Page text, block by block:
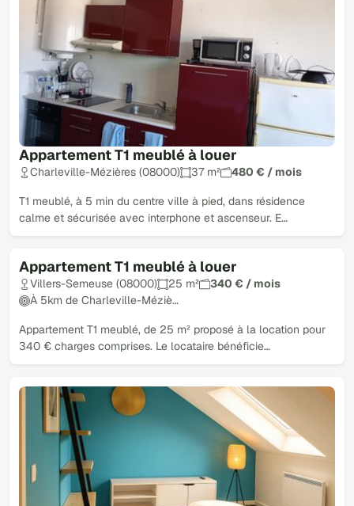
Appartement T1 meublé à louer
Charleville-Mézières (08000) 37 m² 480 € / mois
T1 meublé, à 5 min du centre ville à pied, dans résidence
calme et sécurisée avec interphone et ascenseur. E…
Appartement T1 meublé à louer
Villers-Semeuse (08000) 25 m²
340 € / mois
À 5km de Charleville-Méziè…
Appartement T1 meublé, de 25 m² proposé à la location pour
340 € charges comprises. Le locataire bénéficie…